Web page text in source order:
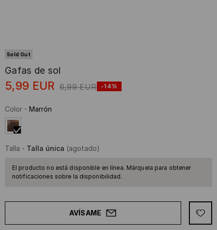
Sold Out
Gafas de sol
5,99 EUR 6,99 EUR -14%
Color - Marrón
Talla - Talla única (agotado)
El producto no está disponible en línea. Márquela para obtener
notificaciones sobre la disponibilidad.
AVÍSAME